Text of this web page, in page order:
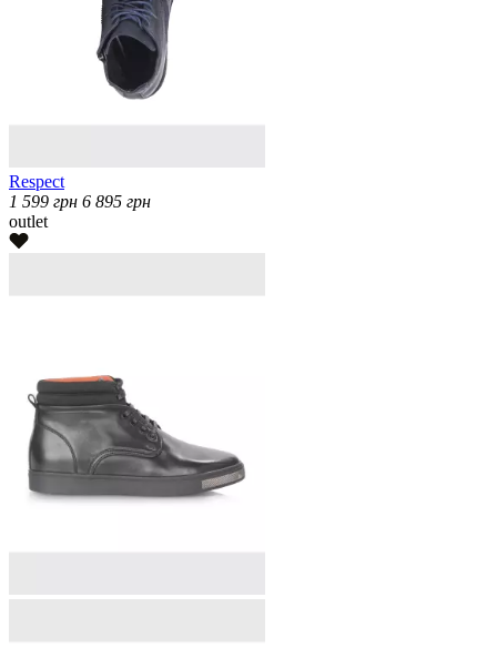
Respect
1 599 грн 6 895 грн
outlet